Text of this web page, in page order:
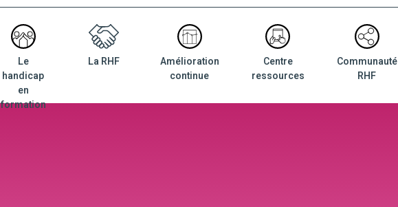
Le
handicap
en
formation
La RHF
Amélioration
continue
Centre
ressources
Communauté
RHF